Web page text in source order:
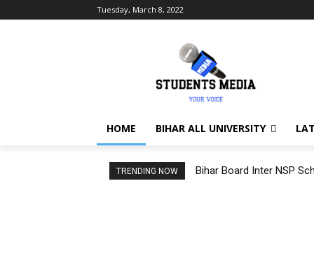
Tuesday, March 8, 2022
HOME BIHAR ALL UNIVERSITY
TRENDING NOW Bihar Board Inter NSP